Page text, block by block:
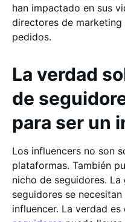
han impactado en sus
directores de
pedidos.
La verdad
de
para ser un
Los influencers no son
plataformas. También
nicho de seguidores.
seguidores se
influencer. La verdad